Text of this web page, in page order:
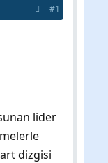
#1
lider
dizgisi